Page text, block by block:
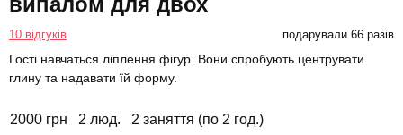
10 відгуків подарували 66 разів
Гості навчаться ліплення фігур. Вони спробують центрувати
глину та надавати їй форму.
2000 грн 2 люд. 2 заняття (по 2 год.)